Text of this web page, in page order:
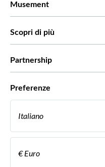
Musement
Green & Fair Experiences
Scopri di più
Partnership
Diventa un nostro fornitore
Become a Distribution Partner
Preferenze
Italiano
Italiano
Français
€ Euro